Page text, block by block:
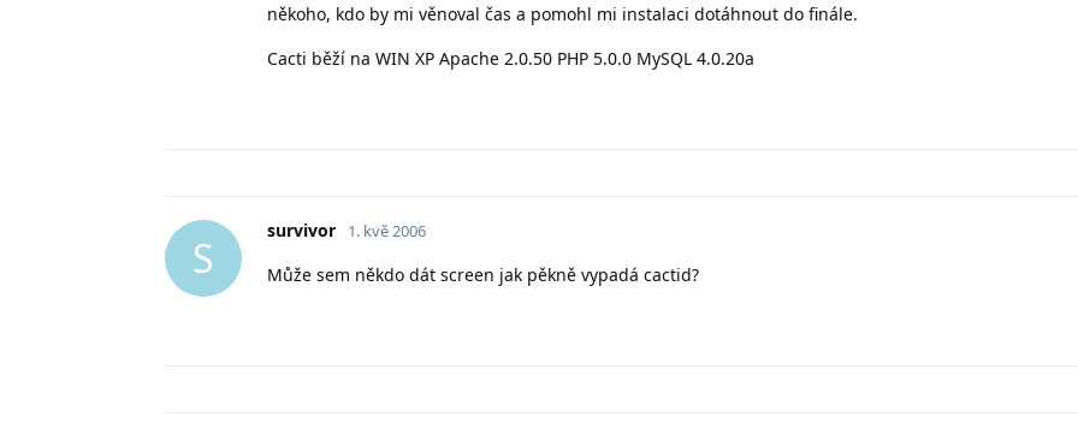
někoho, kdo by mi věnoval čas a pomohl mi instalaci dotáhnout do finále.
Cacti běží na WIN XP Apache 2.0.50 PHP 5.0.0 MySQL 4.0.20a
S
survivor 1. kvě 2006
Může sem někdo dát screen jak pěkně vypadá cactid?